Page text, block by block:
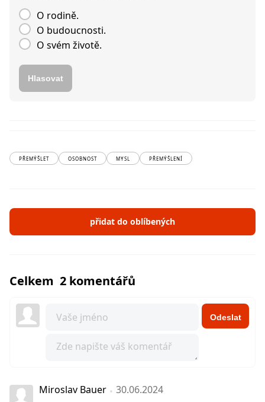
O rodině.
O budoucnosti.
O svém životě.
Hlasovat
PŘEMÝŠLET OSOBNOST MYSL PŘEMÝŠLENÍ
přidat do oblíbených
Celkem 2 komentářů
Odeslat
Miroslav Bauer
30.06.2024